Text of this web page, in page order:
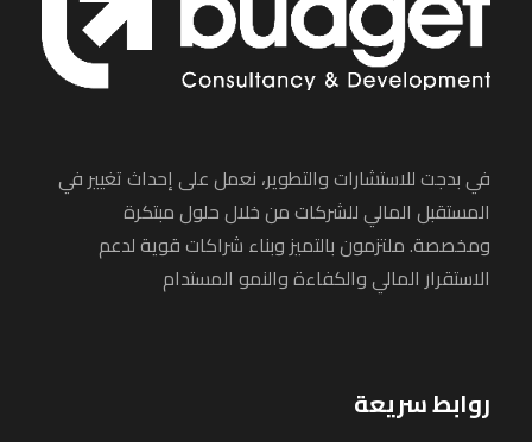
في بدجت للاستشارات والتطوير، نعمل على إحداث تغيير في
المستقبل المالي للشركات من خلال حلول مبتكرة
ومخصصة. ملتزمون بالتميز وبناء شراكات قوية لدعم
الاستقرار المالي والكفاءة والنمو المستدام
روابط سريعة